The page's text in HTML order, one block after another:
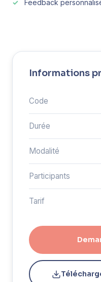
Feedback
Informations
Code
Durée
Modalité
Participants
Tarif